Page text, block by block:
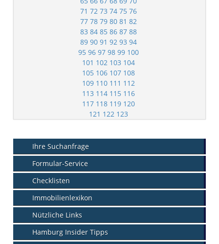
71 72 73 74 75 76
77 78 79 80 81 82
83 84 85 86 87 88
89 90 91 92 93 94
95 96 97 98 99 100
101 102 103 104
105 106 107 108
109 110 111 112
113 114 115 116
117 118 119 120
121 122 123
Ihre Suchanfrage
Formular-Service
Checklisten
Immobilienlexikon
Nützliche Links
Hamburg Insider Tipps